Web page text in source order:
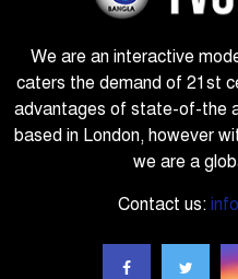
We are an interactive
caters the demand of 21st
advantages of state-of-the
based in London, however
we are a
Contact us: